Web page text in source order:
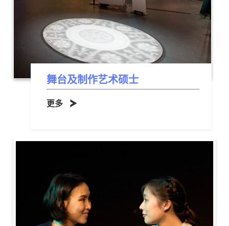
舞台及制作艺术硕士
更多